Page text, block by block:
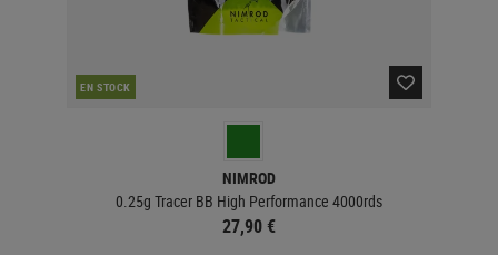
EN STOCK
NIMROD
0.25g Tracer BB High Performance 4000rds
27,90 €